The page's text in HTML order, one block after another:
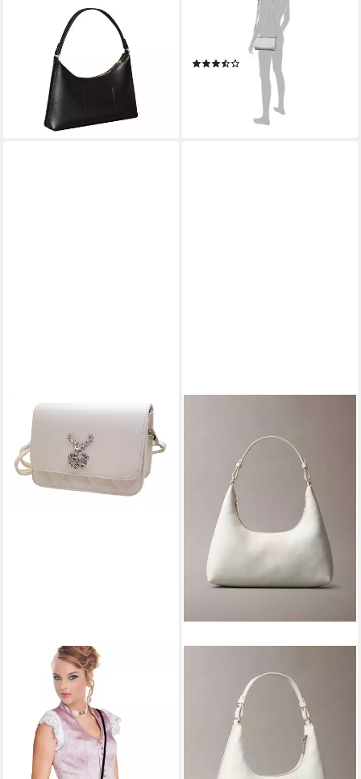
SMALL SHOULDER BAG, Mini
Bag, Henkeltasche mit Ck-
89,90 €
lieferbar - in 1-2 Werktagen bei dir
Abendtasche, mit 2 Kammern
je nach Anlass variabel
lieferbar - in 1-2 Werktagen bei dir